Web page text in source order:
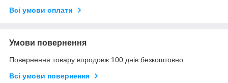
Всі умови оплати
Умови повернення
Повернення товару впродовж 100 днів безкоштовно
Всі умови повернення